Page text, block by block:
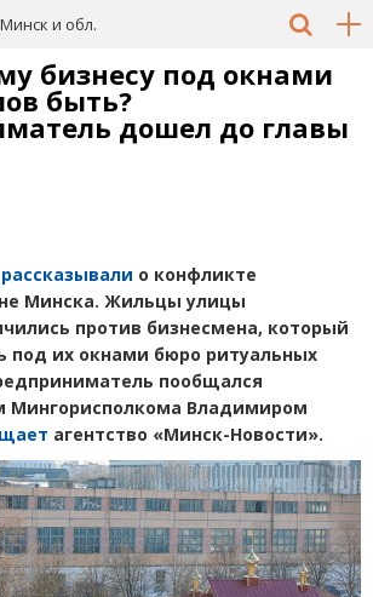
Минск и обл.
бизнесу под окнами
быть?
дошел до главы
рассказывали о конфликте
Минска. Жильцы улицы
против бизнесмена, который
под их окнами бюро ритуальных
пообщался
Мингорисполкома Владимиром
агентство «Минск-Новости».